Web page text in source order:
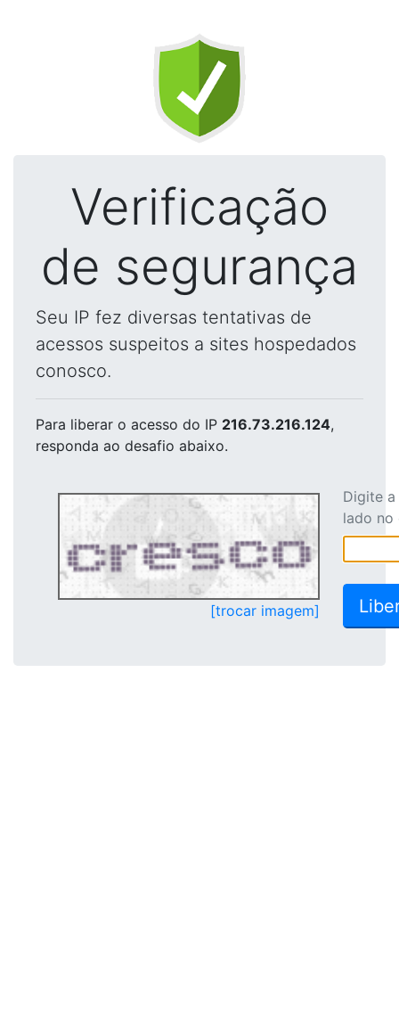
Verificação
de segurança
Seu IP fez diversas tentativas de
acessos suspeitos a sites hospedados
conosco.
Para liberar o acesso do IP 216.73.216.124,
responda ao desafio abaixo.
[trocar imagem]
Digite
lado no